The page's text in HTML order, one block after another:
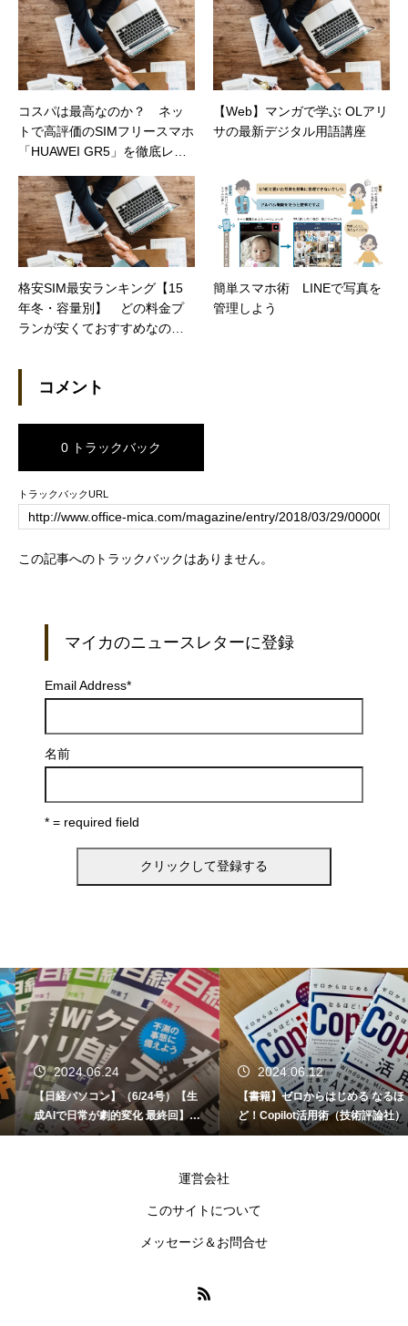
コスパは最高なのか？ ネッ
トで高評価のSIMフリースマホ
「HUAWEI GR5」を徹底レビ
ト）
【Web】マンガで学ぶ OLアリ
サの最新デジタル用語講座
格安SIM最安ランキング【15
年冬・容量別】 どの料金プ
ランが安くておすすめなのか
簡単スマホ術 LINEで写真を
管理しよう
コメント
0 トラックバック
トラックバックURL
この記事へのトラックバックはありません。
マイカのニュースレターに登録
Email Address*
名前
* = required field
2024.06.24
【日経パソコン】（6/24号）【生
成AIで日常が劇的変化 最終回】 A
I時代のアプリケーション／サービ
2024.06.12
【書籍】ゼロからはじめる なるほ
ど！Copilot活用術（技術評論社）
運営会社
このサイトについて
メッセージ＆お問合せ